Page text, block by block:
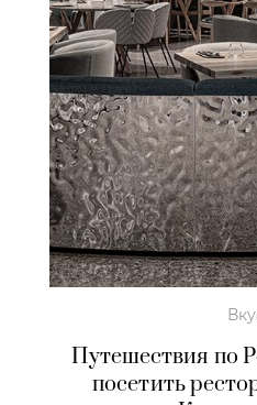
Путешествия по
посетить